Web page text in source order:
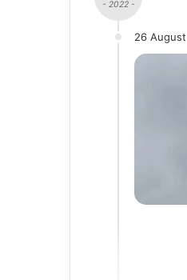
- 2022 -
26 August